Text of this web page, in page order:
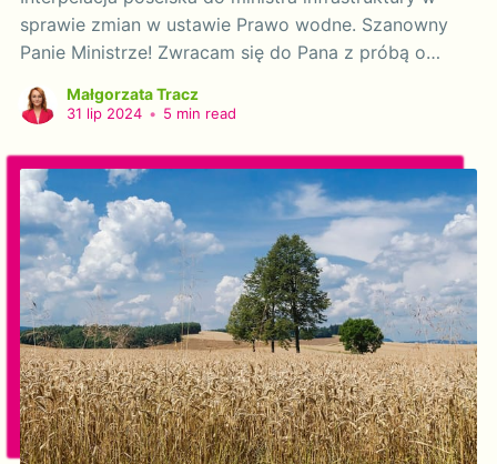
sprawie zmian w ustawie Prawo wodne. Szanowny
Panie Ministrze! Zwracam się do Pana z próbą o
przestrzeni publicznej postulatu przedstawicieli i
w definicji śródlądowych wód stojących określonej w
art. 23 ust. 2 ustawy
Małgorzata Tracz
31 lip 2024 • 5 min read